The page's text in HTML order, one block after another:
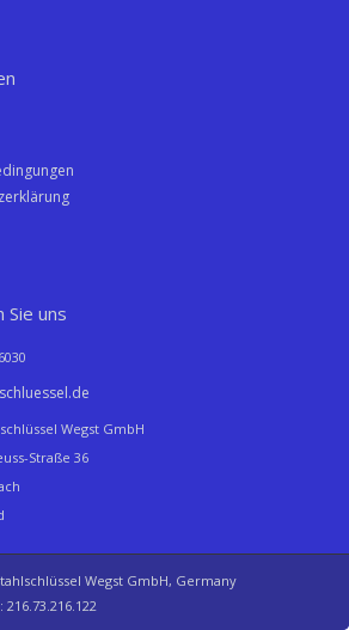
Sie uns
Wegst GmbH
Straße 36
Wegst GmbH, Germany